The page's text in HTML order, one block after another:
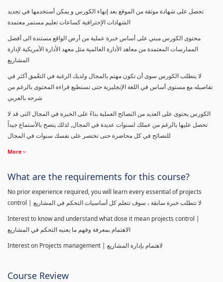
تحصل على شهادة موثقة من الموقع بعد إنهاء الكورس و يمكن أستخدمها في تجديد
الشهادات الإحترافية كساعات تعليم مستمر معتمدة
محتوى الكورس مبني على أساس خبرة عملية من أرض الواقع مستندة الى أفضل
الممارسات المعتمدة من معاهد الأدارة العالمية مثل معهد الأدارة الأمريكية لإدارة
المشاريع
لا يتطلب الكورس سوى أن تكون مهتم بالمجال ولديك الرغبة في التعّمق أكثر في
تفاصيله مع مستوى أساس في اللغة الإنجليزية حتى تستطيع قراءة المحتوى بالرغم من
شرحه بالعربي
الكورس يحتوى على العديد من النصائح العملية بناءً على الخبرة في المجال التى قد لا
تحصل عليها بالرغم من عملك لسنوات عديدة في المجال, لذلك ينصح بالأستماع جيداً
للنصائح في كل محاضرة حتى تختصر على نفسك سنوات في المجال
More
What are the requirements for this course?
No prior experience required, you will learn every essential of projects
control | لا تتطلب خبرة سابقة ، سوف تتعلم كل أساسيات التحكم في المشاريع
Interest to know and understand what dose it mean projects control |
الاهتمام بمعرفة وفهم ما يعنيه التحكم في المشاريع
Interest on Projects management | لاهتمام بإدارة المشاريع
Course Review